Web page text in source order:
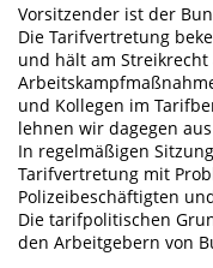
Vorsitzender ist der
Die Tarifvertretung
und hält am Streikrecht
und Kollegen im
lehnen wir dagegen
In regelmäßigen
Tarifvertretung mit
Polizeibeschäftigten
Die tarifpolitischen
den Arbeitgebern von